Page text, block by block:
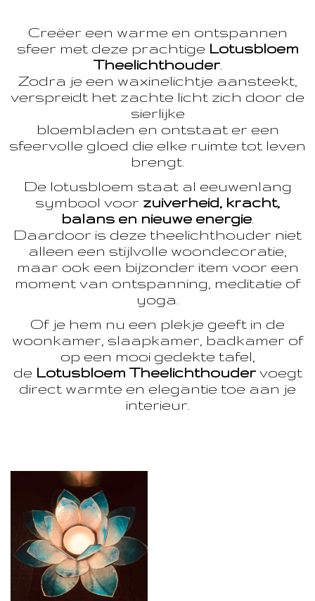
Creëer een warme en ontspannen
sfeer met deze prachtige Lotusbloem
Theelichthouder.
Zodra je een waxinelichtje aansteekt,
verspreidt het zachte licht zich door de
sierlijke
bloembladen en ontstaat er een
sfeervolle gloed die elke ruimte tot leven
brengt.
De lotusbloem staat al eeuwenlang
symbool voor zuiverheid, kracht,
balans en nieuwe energie
Daardoor is deze theelichthouder niet
alleen een stijlvolle woondecoratie,
maar ook een bijzonder item voor een
moment van ontspanning, meditatie of
yoga.
Of je hem nu een plekje geeft in de
woonkamer, slaapkamer, badkamer of
op een mooi gedekte tafel,
de Lotusbloem Theelichthoudervoegt
direct warmte en elegantie toe aan je
interieur.